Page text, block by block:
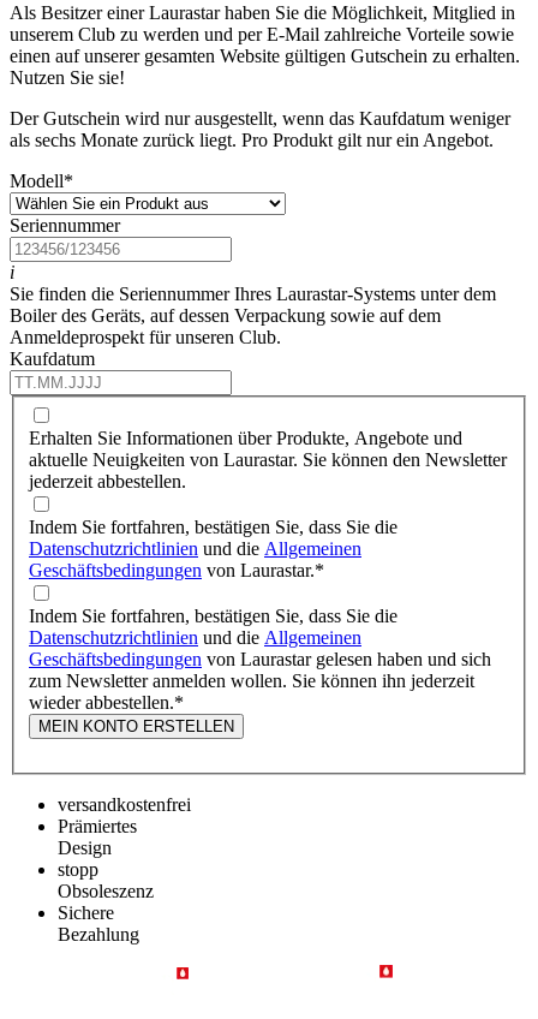
Als Besitzer einer Laurastar haben Sie die Möglichkeit, Mitglied in
unserem Club zu werden und per E-Mail zahlreiche Vorteile sowie
einen auf unserer gesamten Website gültigen Gutschein zu erhalten.
Nutzen Sie sie!
Der Gutschein wird nur ausgestellt, wenn das Kaufdatum weniger
als sechs Monate zurück liegt. Pro Produkt gilt nur ein Angebot.
Modell*
Seriennummer
i
Sie finden die Seriennummer Ihres Laurastar-Systems unter dem
Boiler des Geräts, auf dessen Verpackung sowie auf dem
Anmeldeprospekt für unseren Club.
Kaufdatum
Erhalten Sie Informationen über Produkte, Angebote und
aktuelle Neuigkeiten von Laurastar. Sie können den Newsletter
jederzeit abbestellen.
Indem Sie fortfahren, bestätigen Sie, dass Sie die
Datenschutzrichtlinien und die Allgemeinen
Geschäftsbedingungen von Laurastar.*
Indem Sie fortfahren, bestätigen Sie, dass Sie die
Datenschutzrichtlinien und die Allgemeinen
Geschäftsbedingungen von Laurastar gelesen haben und sich
zum Newsletter anmelden wollen. Sie können ihn jederzeit
wieder abbestellen.*
MEIN KONTO ERSTELLEN
versandkostenfrei
Prämiertes
Design
stopp
Obsoleszenz
Sichere
Bezahlung